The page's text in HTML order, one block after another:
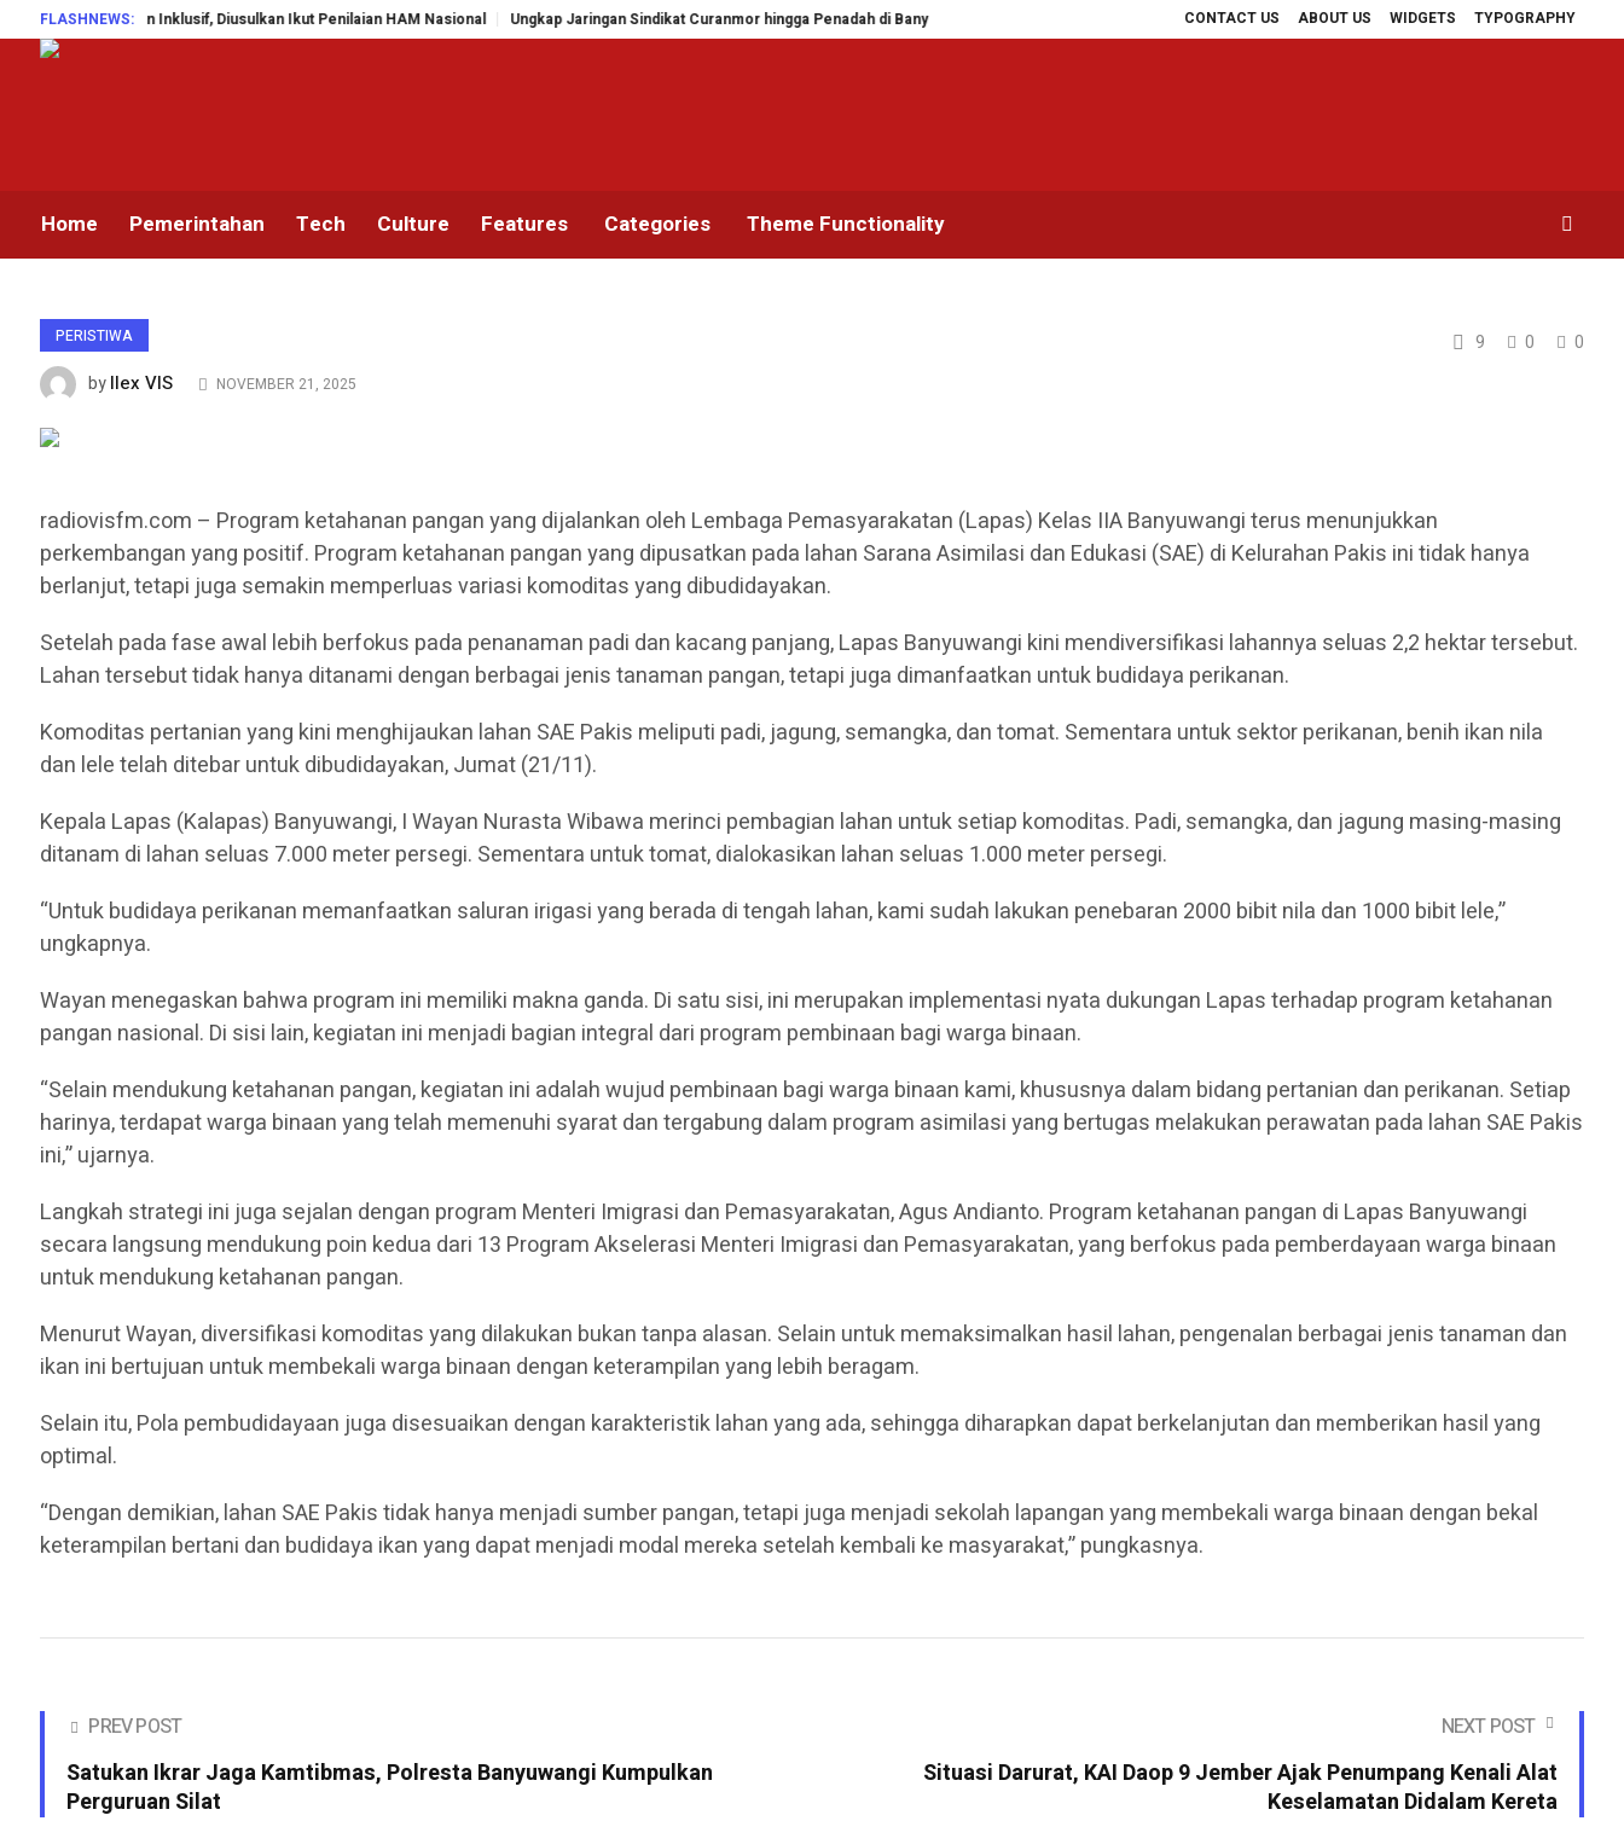
CONTACT US ABOUT US WIDGETS TYPOGRAPHY
FLASHNEWS:Inklusif, Diusulkan Ikut Penilaian HAM Nasional Ungkap Jaringan Sindikat Curanmor hingga Penadah di Banyuwangi, URC Macan Blambangan Tangkap 8 Tersangka KAI Daop 9 Jember Perkuat Keandalan
Home Pemerintahan Tech Culture Features Categories Theme Functionality
PERISTIWA 9 0
0
byIlex VIS NOVEMBER 21, 2025
radiovisfm.com – Program ketahanan pangan yang dijalankan oleh Lembaga Pemasyarakatan (Lapas) Kelas IIA Banyuwangi terus menunjukkan
perkembangan yang positif. Program ketahanan pangan yang dipusatkan pada lahan Sarana Asimilasi dan Edukasi (SAE) di Kelurahan Pakis ini tidak hanya
berlanjut, tetapi juga semakin memperluas variasi komoditas yang dibudidayakan.
Setelah pada fase awal lebih berfokus pada penanaman padi dan kacang panjang, Lapas Banyuwangi kini mendiversifikasi lahannya seluas 2,2 hektar tersebut.
Lahan tersebut tidak hanya ditanami dengan berbagai jenis tanaman pangan, tetapi juga dimanfaatkan untuk budidaya perikanan.
Komoditas pertanian yang kini menghijaukan lahan SAE Pakis meliputi padi, jagung, semangka, dan tomat. Sementara untuk sektor perikanan, benih ikan nila
dan lele telah ditebar untuk dibudidayakan, Jumat (21/11).
Kepala Lapas (Kalapas) Banyuwangi, I Wayan Nurasta Wibawa merinci pembagian lahan untuk setiap komoditas. Padi, semangka, dan jagung masing-masing
ditanam di lahan seluas 7.000 meter persegi. Sementara untuk tomat, dialokasikan lahan seluas 1.000 meter persegi.
“Untuk budidaya perikanan memanfaatkan saluran irigasi yang berada di tengah lahan, kami sudah lakukan penebaran 2000 bibit nila dan 1000 bibit lele,”
ungkapnya.
Wayan menegaskan bahwa program ini memiliki makna ganda. Di satu sisi, ini merupakan implementasi nyata dukungan Lapas terhadap program ketahanan
pangan nasional. Di sisi lain, kegiatan ini menjadi bagian integral dari program pembinaan bagi warga binaan.
“Selain mendukung ketahanan pangan, kegiatan ini adalah wujud pembinaan bagi warga binaan kami, khususnya dalam bidang pertanian dan perikanan. Setiap
harinya, terdapat warga binaan yang telah memenuhi syarat dan tergabung dalam program asimilasi yang bertugas melakukan perawatan pada lahan SAE Pakis
ini,” ujarnya.
Langkah strategi ini juga sejalan dengan program Menteri Imigrasi dan Pemasyarakatan, Agus Andianto. Program ketahanan pangan di Lapas Banyuwangi
secara langsung mendukung poin kedua dari 13 Program Akselerasi Menteri Imigrasi dan Pemasyarakatan, yang berfokus pada pemberdayaan warga binaan
untuk mendukung ketahanan pangan.
Menurut Wayan, diversifikasi komoditas yang dilakukan bukan tanpa alasan. Selain untuk memaksimalkan hasil lahan, pengenalan berbagai jenis tanaman dan
ikan ini bertujuan untuk membekali warga binaan dengan keterampilan yang lebih beragam.
Selain itu, Pola pembudidayaan juga disesuaikan dengan karakteristik lahan yang ada, sehingga diharapkan dapat berkelanjutan dan memberikan hasil yang
optimal.
“Dengan demikian, lahan SAE Pakis tidak hanya menjadi sumber pangan, tetapi juga menjadi sekolah lapangan yang membekali warga binaan dengan bekal
keterampilan bertani dan budidaya ikan yang dapat menjadi modal mereka setelah kembali ke masyarakat,” pungkasnya.
PREV POST
Satukan Ikrar Jaga Kamtibmas, Polresta Banyuwangi Kumpulkan
Perguruan Silat
NEXT POST
Situasi Darurat, KAI Daop 9 Jember Ajak Penumpang Kenali Alat
Keselamatan Didalam Kereta